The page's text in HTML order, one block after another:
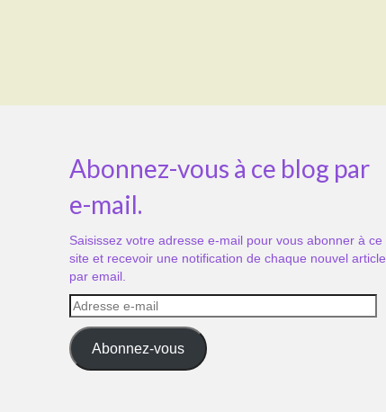
Abonnez-vous à ce blog par
e-mail.
Saisissez votre adresse e-mail pour vous abonner à ce
site et recevoir une notification de chaque nouvel article
par email.
Adresse
e-
mail
Abonnez-vous